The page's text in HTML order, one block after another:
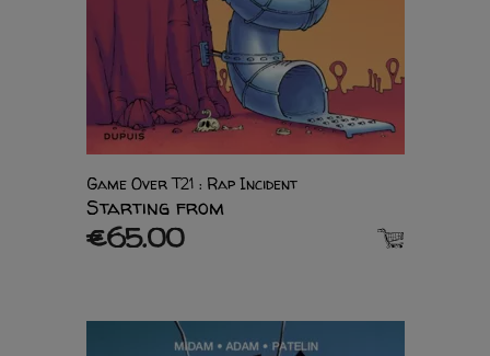
Game Over T21 : Rap Incident
Starting from
€65.00